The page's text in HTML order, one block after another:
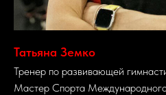
Татьяна Земко
Тренер по развивающей
Мастер Спорта